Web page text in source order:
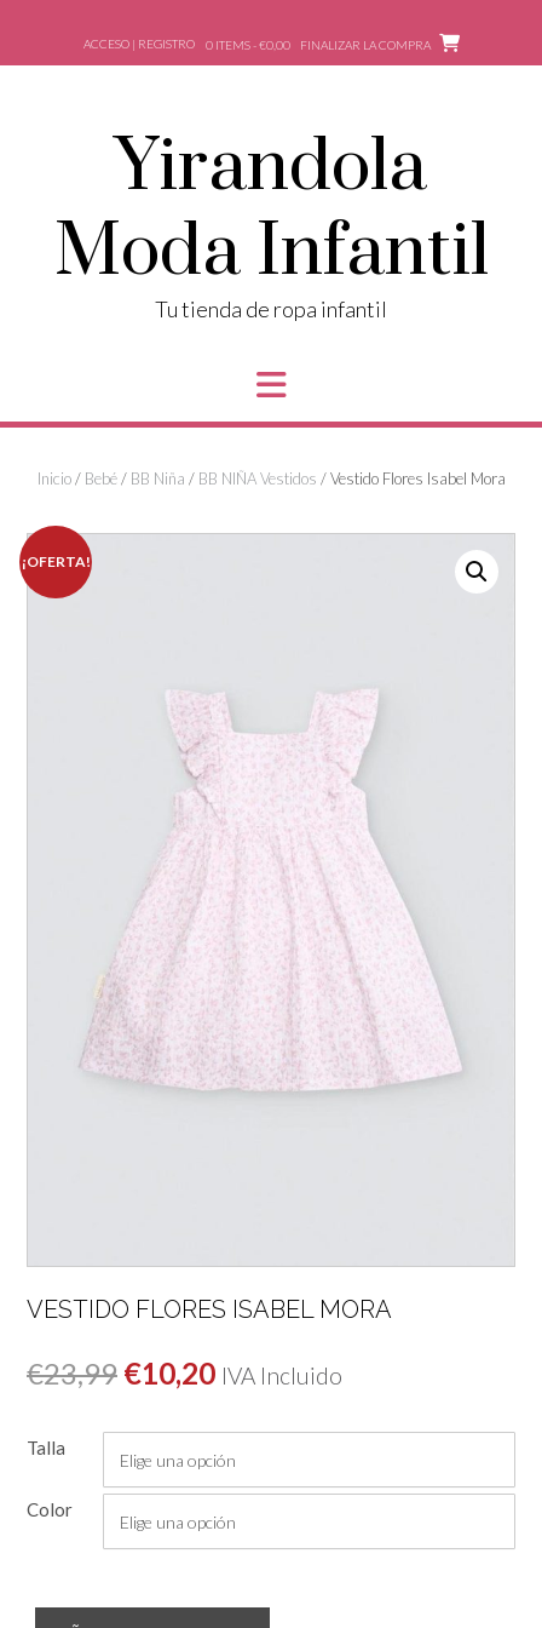
contenido
ACCESO | REGISTRO 0 ITEMS - €0,00 FINALIZAR LA COMPRA
Yirandola
Moda Infantil
Tu tienda de ropa infantil
Inicio/ Bebé/ BB Niña / BB NIÑA Vestidos / Vestido Flores Isabel Mora
¡OFERTA!
VESTIDO FLORES ISABEL MORA
€23,99 El
original
era:
€23,99.
€10,20El
actual
es:
€10,20.
IVA Incluido
Talla
Color